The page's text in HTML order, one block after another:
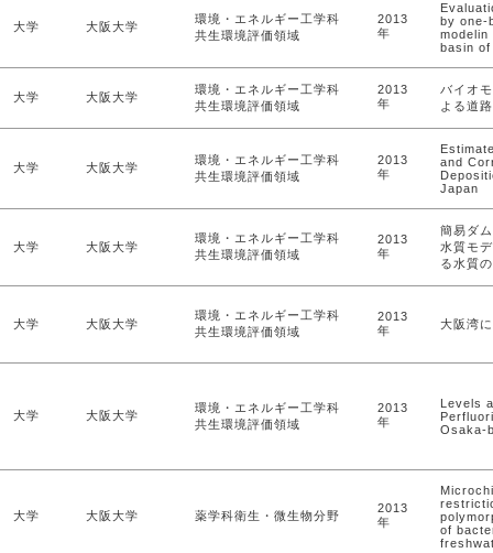
大学 大阪大学
環境・エネルギー工学科
共生環境評価領域
2013
年
by one-
modelin
basin
大学 大阪大学
環境・エネルギー工学科
共生環境評価領域
2013
年
バイオ
よる道
大学 大阪大学
環境・エネルギー工学科
共生環境評価領域
2013
年
and
Japan
大学 大阪大学
環境・エネルギー工学科
共生環境評価領域
2013
年
簡易ダ
水質モ
る水質
大学 大阪大学
環境・エネルギー工学科
共生環境評価領域
2013
年
大阪湾
大学 大阪大学
環境・エネルギー工学科
共生環境評価領域
2013
年
Levels
Osaka-
大学 大阪大学 薬学科衛生・微生物分野
2013
年
of